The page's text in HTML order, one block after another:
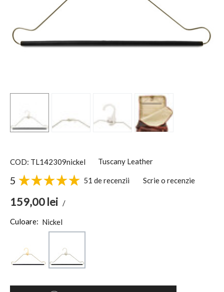
COD: TL142309nickel Tuscany Leather
5 51 de recenzii Scrie o recenzie
159,00lei /
Culoare: Nickel